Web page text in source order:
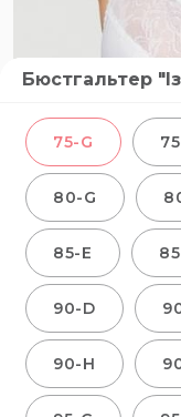
Бюстгальтер
75-G
80-G
85-E
90-D
90-H